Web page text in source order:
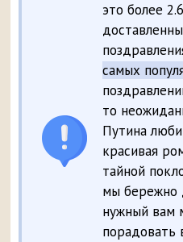
это более
самых
то
Путина
красивая
тайной
мы бережно
нужный вам